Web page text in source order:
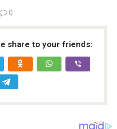
0
share to your friends: